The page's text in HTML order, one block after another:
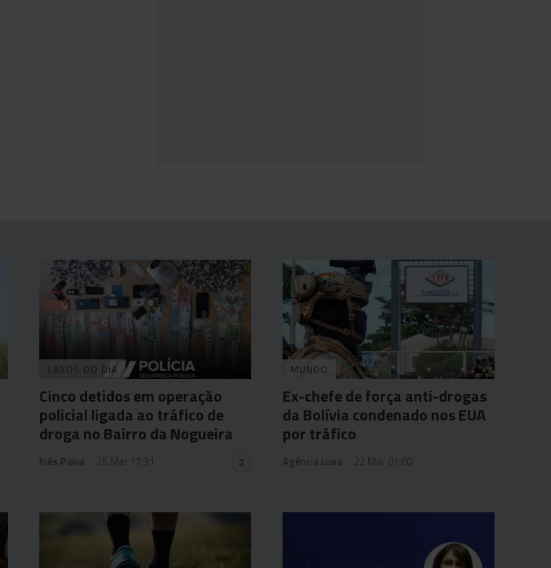
CASOS DO DIA
Cinco detidos em operação
policial ligada ao tráfico de
droga no Bairro da Nogueira
Inês Paiva 26 Mar 17:31 2
MUNDO
Ex-chefe de força anti-drogas
da Bolívia condenado nos EUA
por tráfico
Agência Lusa 22 Mar 01:00